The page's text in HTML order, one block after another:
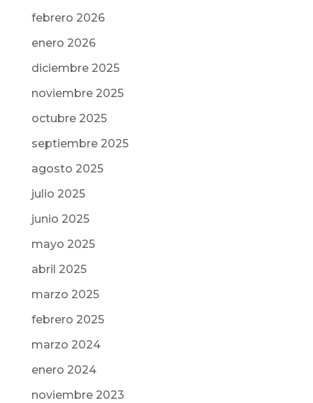
febrero 2026
enero 2026
diciembre 2025
noviembre 2025
octubre 2025
septiembre 2025
agosto 2025
julio 2025
junio 2025
mayo 2025
abril 2025
marzo 2025
febrero 2025
marzo 2024
enero 2024
noviembre 2023